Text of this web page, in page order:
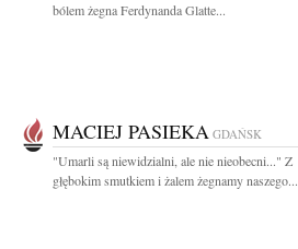
bólem żegna Ferdynanda Glatte...
MACIEJ PASIEKA GDAŃSK
"Umarli są niewidzialni, ale nie nieobecni..." Z
głębokim smutkiem i żalem żegnamy naszego...